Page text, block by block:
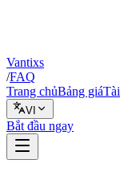
Vantixs
/FAQ
Trang chủBảng giá
VI
Bắt đầu ngay